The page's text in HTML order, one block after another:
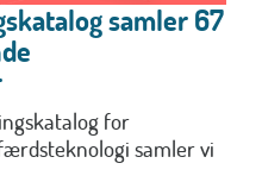
samler 67
for
samler vi